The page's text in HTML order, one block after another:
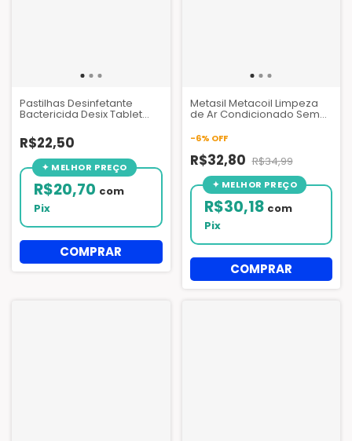
Pastilhas Desinfetante
Bactericida Desix Tablet
R$22,50
R$20,70 com
Pix
Metasil Metacoil Limpeza
de Ar Condicionado Sem
-6% OFF
R$32,80 R$34,99
R$30,18 com
Pix